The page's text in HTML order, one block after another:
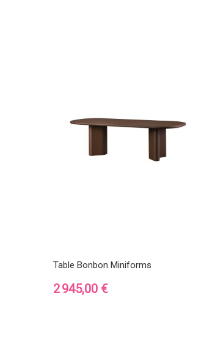
Table Bonbon Miniforms
Prix
2 945,00 €